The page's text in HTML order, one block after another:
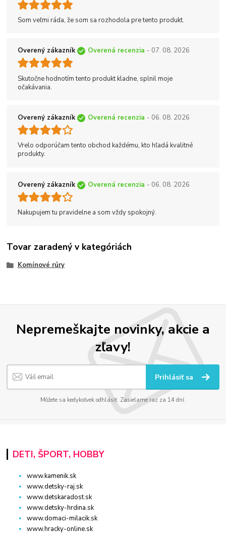
Som veľmi ráda, že som sa rozhodola pre tento produkt.
Overený zákazník Overená recenzia - 07. 08. 2026
Skutočne hodnotím tento produkt kladne, splnil moje
očakávania.
Overený zákazník Overená recenzia - 06. 08. 2026
Vrelo odporúčam tento obchod každému, kto hľadá kvalitné
produkty.
Overený zákazník Overená recenzia - 06. 08. 2026
Nakupujem tu pravidelne a som vždy spokojný.
Tovar zaradený v kategóriách
Komínové rúry
Nepremeškajte novinky, akcie a
zľavy!
Prihlásiť sa
Môžete sa kedykoľvek odhlásiť. Zasielame raz za 14 dní.
DETI, ŠPORT, HOBBY
www.kamenik.sk
www.detsky-raj.sk
www.detskaradost.sk
www.detsky-hrdina.sk
www.domaci-milacik.sk
www.hracky-online.sk